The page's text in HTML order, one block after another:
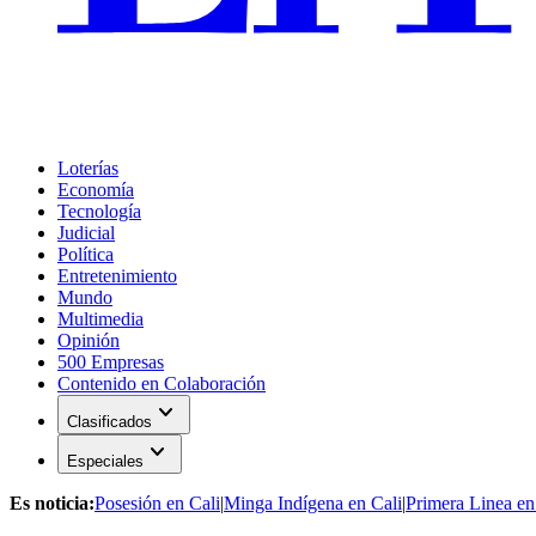
Loterías
Economía
Tecnología
Judicial
Política
Entretenimiento
Mundo
Multimedia
Opinión
500 Empresas
Contenido en Colaboración
Clasificados expand_more
Especiales expand_more
Es noticia:Posesión en Cali|Minga Indígena en Cali|Primera Linea